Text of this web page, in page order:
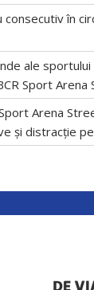
în
ale sportului
Sport Arena
Arena
și distracție